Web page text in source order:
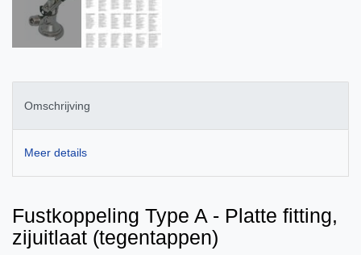
Omschrijving
Meer details
Fustkoppeling Type A - Platte fitting,
zijuitlaat (tegentappen)